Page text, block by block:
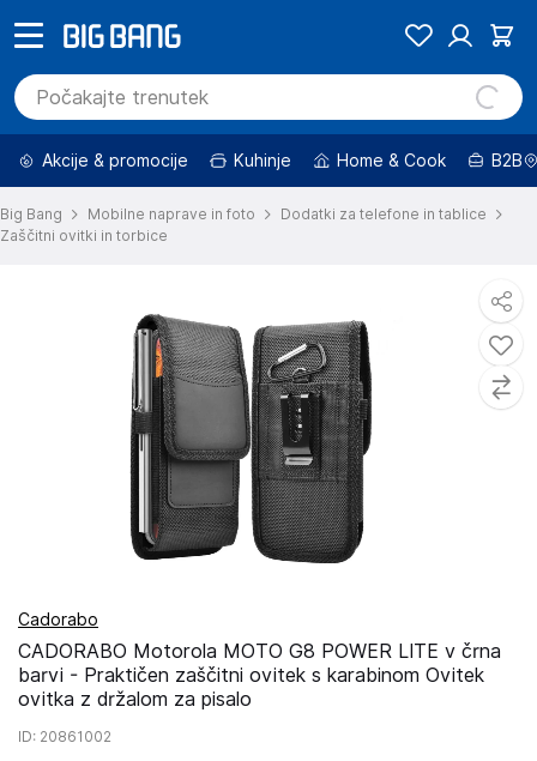
Akcije & promocije Kuhinje Home & Cook B2B
Big Bang Mobilne naprave in foto
Dodatki za telefone in tablice
Zaščitni ovitki in torbice
Cadorabo
CADORABO Motorola MOTO G8 POWER LITE v črna
barvi - Praktičen zaščitni ovitek s karabinom Ovitek
ovitka z držalom za pisalo
ID: 20861002